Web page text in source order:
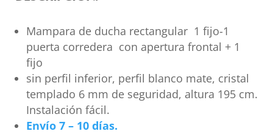
Mampara de ducha rectangular 1 fijo-1
puerta corredera con apertura frontal + 1
fijo
sin perfil inferior, perfil blanco mate, cristal
templado 6 mm de seguridad, altura 195 cm.
Instalación fácil.
Envío 7 – 10 días.